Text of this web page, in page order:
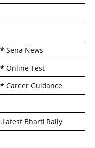
* Sena News
* Online Test
* Career Guidance
.Latest Bharti Rally